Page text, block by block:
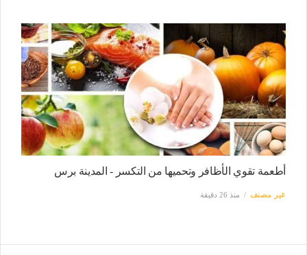
أطعمة تقوي الأظافر وتحميها من التكسر - المدينة برس
غير مصنف منذ 26 دقيقة